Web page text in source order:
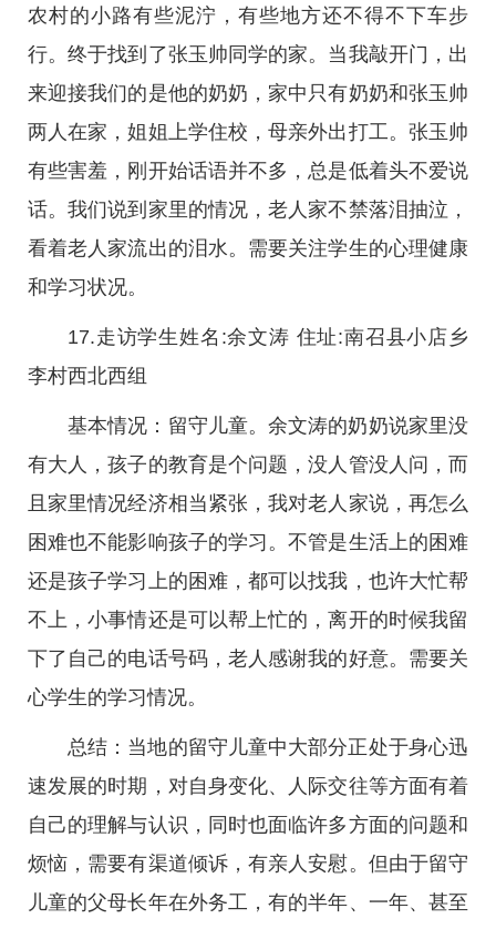
农村的小路有些泥泞，有些地方还不得不下车步
行。终于找到了张玉帅同学的家。当我敲开门，出
来迎接我们的是他的奶奶，家中只有奶奶和张玉帅
两人在家，姐姐上学住校，母亲外出打工。张玉帅
有些害羞，刚开始话语并不多，总是低着头不爱说
话。我们说到家里的情况，老人家不禁落泪抽泣，
看着老人家流出的泪水。需要关注学生的心理健康
和学习状况。
17.走访学生姓名:余文涛 住址:南召县小店乡
李村西北西组
基本情况：留守儿童。余文涛的奶奶说家里没
有大人，孩子的教育是个问题，没人管没人问，而
且家里情况经济相当紧张，我对老人家说，再怎么
困难也不能影响孩子的学习。不管是生活上的困难
还是孩子学习上的困难，都可以找我，也许大忙帮
不上，小事情还是可以帮上忙的，离开的时候我留
下了自己的电话号码，老人感谢我的好意。需要关
心学生的学习情况。
总结：当地的留守儿童中大部分正处于身心迅
速发展的时期，对自身变化、人际交往等方面有着
自己的理解与认识，同时也面临许多方面的问题和
烦恼，需要有渠道倾诉，有亲人安慰。但由于留守
儿童的父母长年在外务工，有的半年、一年、甚至